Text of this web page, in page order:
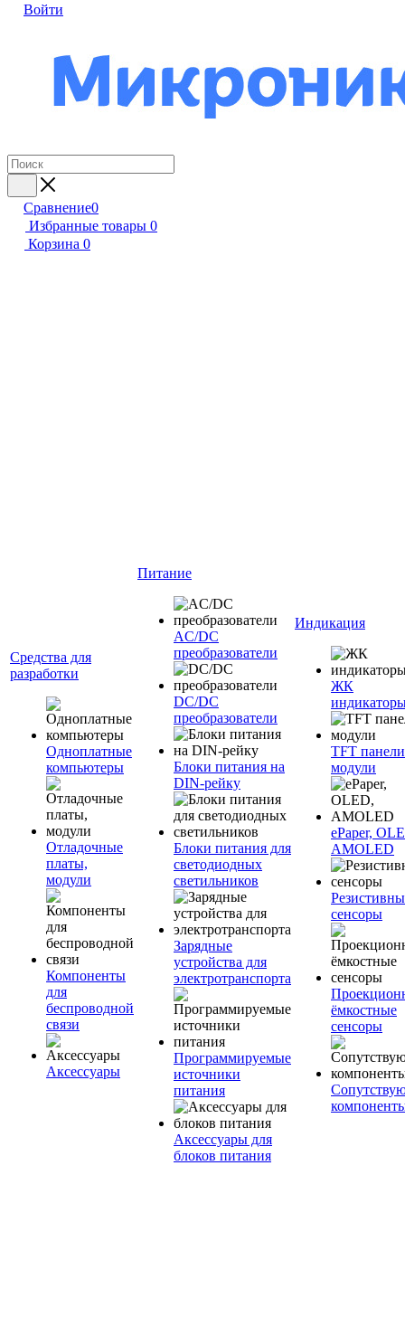
Войти
Сравнение0
Избранные товары 0
Корзина 0
Средства для
разработки
Одноплатные
компьютеры
Отладочные
платы,
модули
Компоненты
для
беспроводной
связи
Аксессуары
Питание
AC/DC
преобразователи
DC/DC
преобразователи
Блоки питания на
DIN-рейку
Блоки питания для
светодиодных
светильников
Зарядные
устройства для
электротранспорта
Программируемые
источники
питания
Аксессуары для
блоков питания
Индикация
ЖК
TFT
модули
ePaper,
AMOLED
сенсоры
ёмкостные
сенсоры